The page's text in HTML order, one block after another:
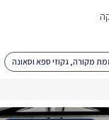
מקורה, גקוזי ספא וסאונה